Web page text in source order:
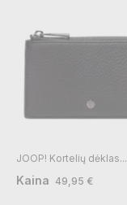
JOOP! Kortelių dėklas...
Kaina 49,95 €